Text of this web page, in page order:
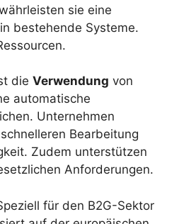
sie eine
bestehende Systeme.
die Verwendung von
automatische
Unternehmen
Bearbeitung
Zudem unterstützen
Anforderungen.
für den B2G-Sektor